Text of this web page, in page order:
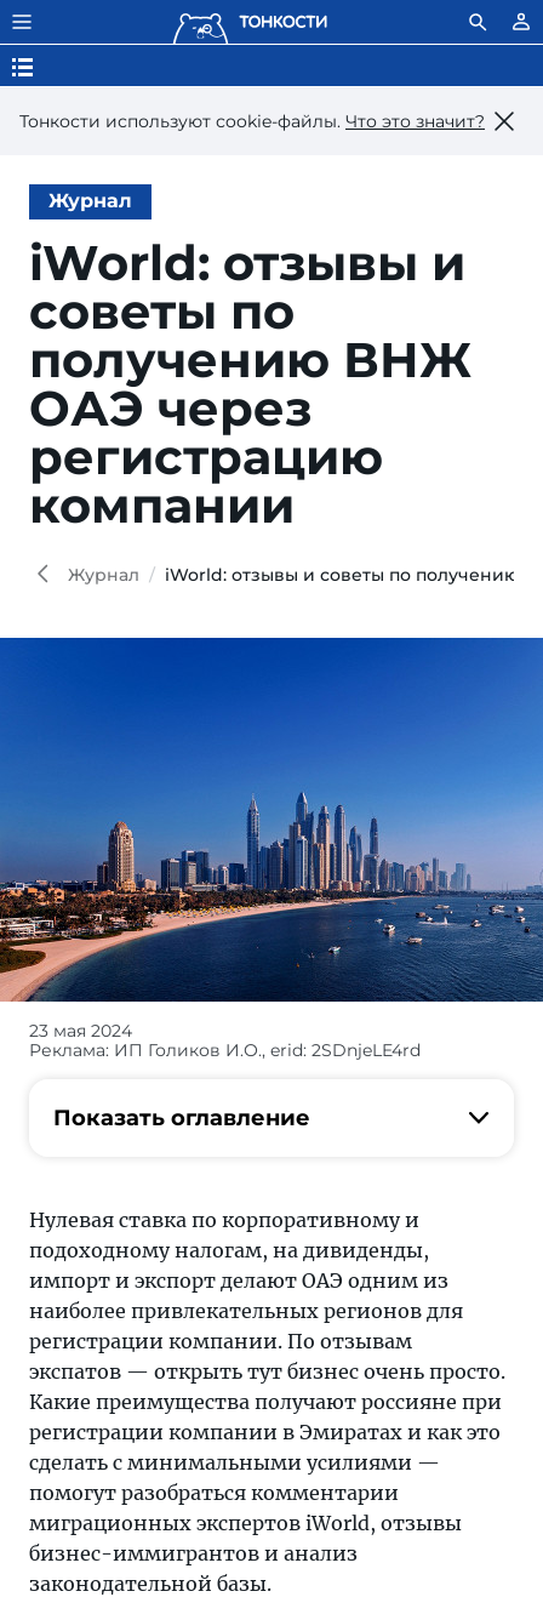
Тонкости используют сookie-файлы. Что это значит?
Журнал
iWorld: отзывы и
советы по
получению ВНЖ
ОАЭ через
регистрацию
компании
Журнал iWorld: отзывы и советы по получению
Почему
этапе
заручиться
поддержкой.
Профильные
специалисты
о
получении
ВНЖ,
выборе
фризоны
и
регистрации
бизнеса
в
23 мая 2024
Реклама: ИП Голиков И.О., erid: 2SDnjeLE4rd
Показать оглавление
Нулевая ставка по корпоративному и
подоходному налогам, на дивиденды,
импорт и экспорт делают ОАЭ одним из
наиболее привлекательных регионов для
регистрации компании. По отзывам
экспатов — открыть тут бизнес очень просто.
Какие преимущества получают россияне при
регистрации компании в Эмиратах и как это
сделать с минимальными усилиями —
помогут разобраться комментарии
миграционных экспертов iWorld, отзывы
бизнес-иммигрантов и анализ
законодательной базы.